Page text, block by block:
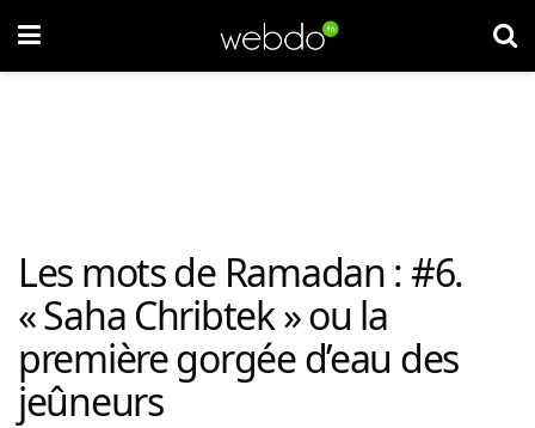
Les mots de Ramadan : #6.
« Saha Chribtek » ou la
première gorgée d’eau des
jeûneurs